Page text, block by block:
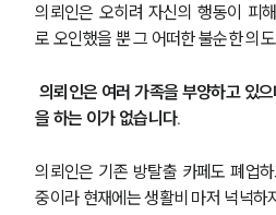
의뢰인은 오히려 자신의 행동이 피
로 오인했을 뿐 그 어떠한 불순한 의
의뢰인은 여러 가족을 부양하고 있
을 하는 이가 없습니다.
의뢰인은 기존 방탈출 카페도 폐업
중이라 현재에는 생활비 마저 넉넉하